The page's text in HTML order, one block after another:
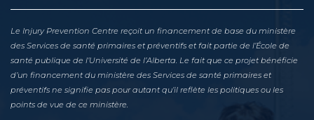
Le Injury Prevention Centre reçoit un financement de base du ministère
des Services de santé primaires et préventifs et fait partie de l’École de
santé publique de l’Université de l’Alberta. Le fait que ce projet bénéficie
d’un financement du ministère des Services de santé primaires et
préventifs ne signifie pas pour autant qu’il reflète les politiques ou les
points de vue de ce ministère.